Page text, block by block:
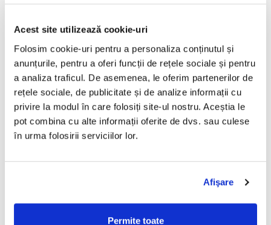
Acest site utilizează cookie-uri
Folosim cookie-uri pentru a personaliza conținutul și
anunțurile, pentru a oferi funcții de rețele sociale și pentru
a analiza traficul. De asemenea, le oferim partenerilor de
rețele sociale, de publicitate și de analize informații cu
privire la modul în care folosiți site-ul nostru. Aceștia le
pot combina cu alte informații oferite de dvs. sau culese
în urma folosirii serviciilor lor.
Afişare
Permite toate
Asta înseamnă că, deși „setarea este corectă”, mediul din
Risipa alimentară începe adesea aici: nu când produsul este
deja alterat, ci cu zile înainte, într-un proces lent și invizibil.
Ce putem face diferit
O primă soluție este organizarea corectă a alimentelor și
separarea fructelor care emit cantități mari de etilenă. Dar
acest lucru nu rezolvă complet problema acumulării gazelor
și a umidității.
De aceea, în ultimii ani au apărut soluții care merg dincolo
naturale cu proprietăți de adsorbție, capabile să absoarbă
, o soluție bazată pe zeoliți
— un
material natural utilizat de zeci de ani în aplicații precum